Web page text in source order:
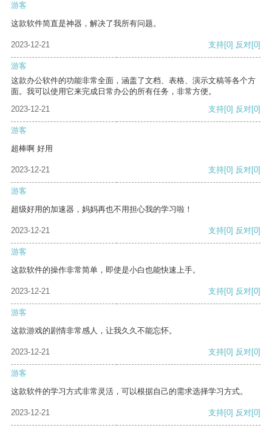
游客
这款软件简直是神器，解决了我所有问题。
2023-12-21 支持[0] 反对[0]
游客
这款办公软件的功能非常全面，涵盖了文档、表格、演示文稿等各个方
面。我可以使用它来完成日常办公的所有任务，非常方便。
2023-12-21
支持[0] 反对[0]
游客
超棒啊 好用
2023-12-21 支持[0] 反对[0]
游客
超级好用的加速器，妈妈再也不用担心我的学习啦！
2023-12-21 支持[0] 反对[0]
游客
这款软件的操作非常简单，即使是小白也能快速上手。
2023-12-21 支持[0] 反对[0]
游客
这款游戏的剧情非常感人，让我久久不能忘怀。
2023-12-21 支持[0] 反对[0]
游客
这款软件的学习方式非常灵活，可以根据自己的需求选择学习方式。
2023-12-21 支持[0] 反对[0]